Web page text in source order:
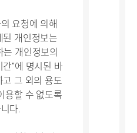
요청에 의해
된 개인정보는
는 개인정보의
”에 명시된 바
고 그 외의 용도
용할 수 없도록
다.